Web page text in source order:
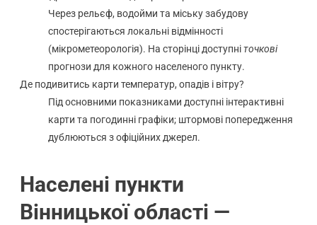
Через рельєф, водойми та міську забудову
спостерігаються локальні відмінності
(мікрометеорологія). На сторінці доступніточкові
прогнози для кожного населеного пункту.
Де подивитись карти температур, опадів і вітру?
Під основними показниками доступні інтерактивні
карти та погодинні графіки; штормові попередження
дублюються з офіційних джерел.
Населені пункти
Вінницької області —